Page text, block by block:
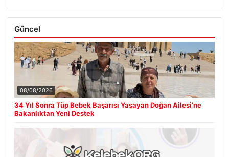
Güncel
08/08/2026
34 Yıl Sonra Tüp Bebek Başarısı Yaşayan Doğan Ailesi’ne
Bakanlıktan Yeni Destek